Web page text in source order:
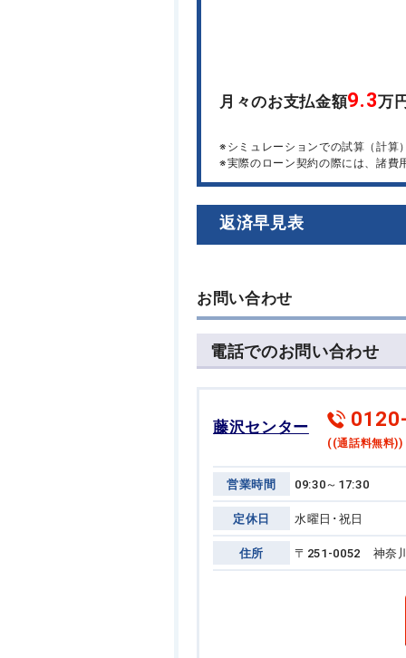
月々のお支払金額9.3万
※シミュレーションでの試算（計算
※実際のローン契約の際には、諸費
返済早見表
お問い合わせ
電話でのお問い合わせ
藤沢センター
((通話料無料))
営業時間 09:30～17:30
定休日 水曜日･祝日
住所 〒251-0052 神奈